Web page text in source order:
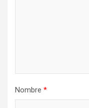
Nombre *